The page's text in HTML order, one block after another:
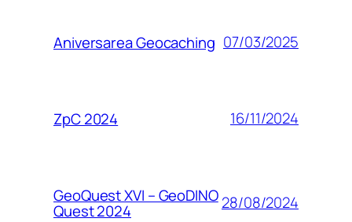
Aniversarea Geocaching 07/03/2025
ZpC 2024 16/11/2024
GeoQuest XVI – GeoDINO
Quest 2024 28/08/2024